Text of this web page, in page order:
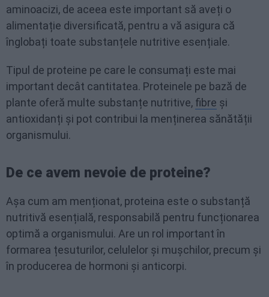
aminoacizi, de aceea este important să aveți o
alimentație diversificată, pentru a vă asigura că
înglobați toate substanțele nutritive esențiale.
Tipul de proteine pe care le consumați este mai
important decât cantitatea. Proteinele pe bază de
plante oferă multe substanțe nutritive, fibre și
antioxidanți și pot contribui la menținerea sănătății
organismului.
De ce avem nevoie de proteine?
Așa cum am menționat, proteina este o substanță
nutritivă esențială, responsabilă pentru funcționarea
optimă a organismului. Are un rol important în
formarea țesuturilor, celulelor și mușchilor, precum și
în producerea de hormoni și anticorpi.